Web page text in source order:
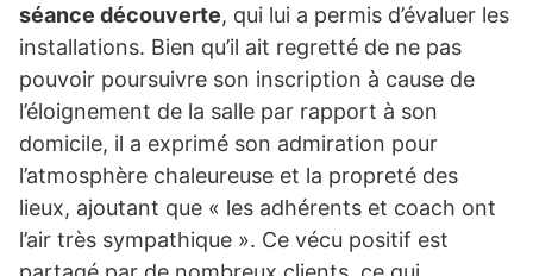
séance découverte, qui lui a permis d’évaluer les
installations. Bien qu’il ait regretté de ne pas
pouvoir poursuivre son inscription à cause de
l’éloignement de la salle par rapport à son
domicile, il a exprimé son admiration pour
l’atmosphère chaleureuse et la propreté des
lieux, ajoutant que « les adhérents et coach ont
l’air très sympathique ». Ce vécu positif est